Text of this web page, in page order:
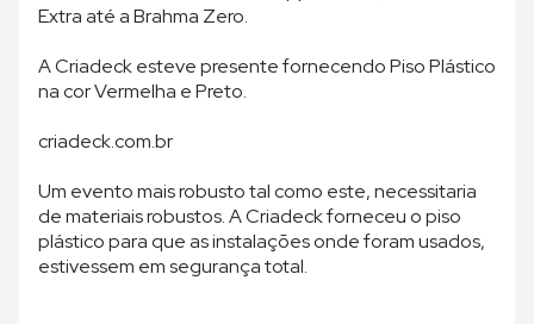
Extra até a Brahma Zero.
A Criadeck esteve presente fornecendo Piso Plástico
na cor Vermelha e Preto.
criadeck.com.br
Um evento mais robusto tal como este, necessitaria
de materiais robustos. A Criadeck forneceu o piso
plástico para que as instalações onde foram usados,
estivessem em segurança total.